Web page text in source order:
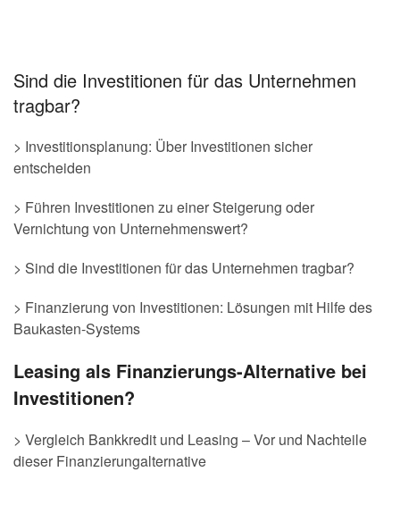
Sind die Investitionen für das Unternehmen
tragbar?
> Investitionsplanung: Über Investitionen sicher
entscheiden
> Führen Investitionen zu einer Steigerung oder
Vernichtung von Unternehmenswert?
> Sind die Investitionen für das Unternehmen tragbar?
> Finanzierung von Investitionen: Lösungen mit Hilfe des
Baukasten-Systems
Leasing als Finanzierungs-Alternative bei
Investitionen?
> Vergleich Bankkredit und Leasing – Vor und Nachteile
dieser Finanzierungalternative